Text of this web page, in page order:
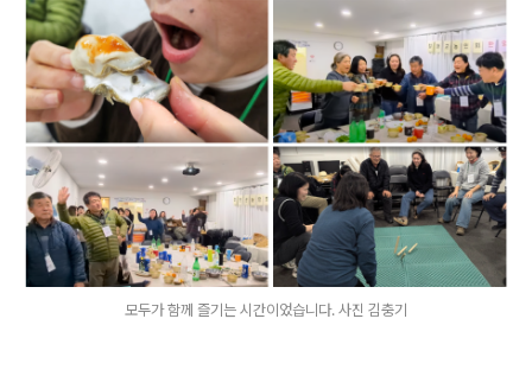
모두가 함께 즐기는 시간이었습니다. 사진 김충기